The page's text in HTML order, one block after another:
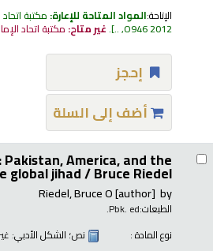
الإتاحة:المواد المتاحة للإعارة: مكتبة اتحاد
O946 2012, ..
.غير متاح: مكتبة اتحاد
إحجز
أضف إلى السلة
Pakistan, America, and the
global jihad /Bruce Riedel.
by
Riedel, Bruce O[author]
الطبعات:Pbk. ed.
نوع المادة :
نص؛ الشكل الأدبي: